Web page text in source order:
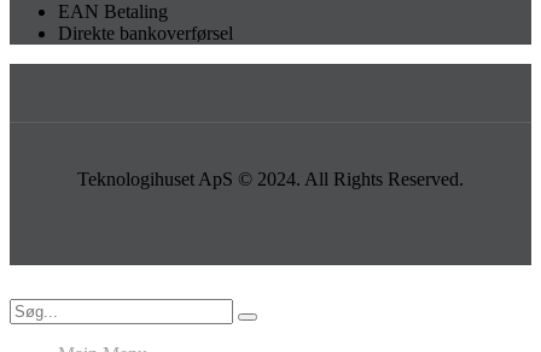
EAN Betaling
Direkte bankoverførsel
Teknologihuset ApS © 2024. All Rights Reserved.